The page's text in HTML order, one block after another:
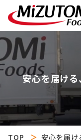
安心を届け
TOP 安心を届け